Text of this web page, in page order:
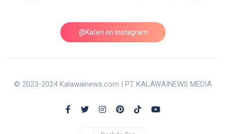
@Katen on Instagram
© 2023-2024 Kalawainews.com | PT KALAWAINEWS MEDIA